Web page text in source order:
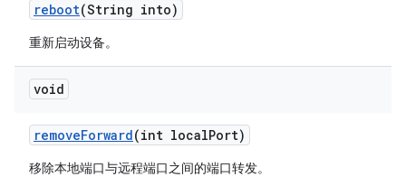
reboot(String into)
重新启动设备。
void
removeForward(int localPort)
移除本地端口与远程端口之间的端口转发。